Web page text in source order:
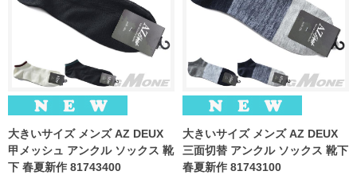
大きいサイズ メンズ AZ DEUX
甲メッシュ アンクル ソックス 靴
下 春夏新作 81743400
大きいサイズ メンズ AZ DEUX
三面切替 アンクル ソックス 靴下
春夏新作 81743100